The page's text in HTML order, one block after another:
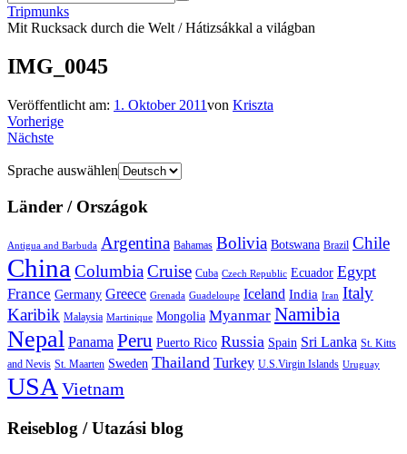
Tripmunks
Mit Rucksack durch die Welt / Hátizsákkal a világban
IMG_0045
Veröffentlicht am: 1. Oktober 2011von Kriszta
Vorherige
Nächste
Sprache auswählen
Länder / Országok
Antigua and Barbuda Argentina Bahamas Bolivia Botswana Brazil Chile
China ColumbiaCruise Cuba Czech Republic Ecuador Egypt
France Germany Greece Grenada Guadeloupe Iceland India Iran Italy
Karibik Malaysia Martinique Mongolia Myanmar Namibia
Nepal Panama Peru Puerto Rico Russia Spain Sri Lanka St. Kitts
and Nevis St. Maarten Sweden Thailand Turkey U.S.Virgin Islands Uruguay
USAVietnam
Reiseblog / Utazási blog